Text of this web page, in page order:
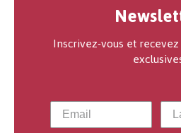
Inscrivez-vous et